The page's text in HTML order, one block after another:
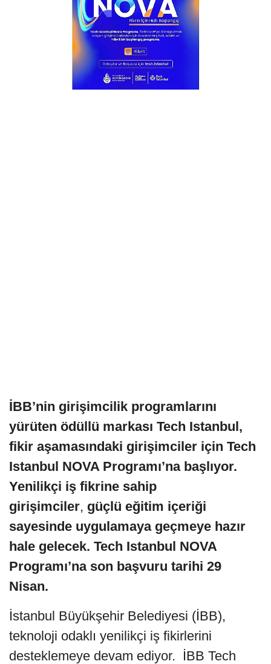
İBB’nin girişimcilik programlarını
yürüten ödüllü markası Tech Istanbul,
fikir aşamasındaki girişimciler için Tech
Istanbul NOVA Programı’na başlıyor.
Yenilikçi iş fikrine sahip
girişimciler, güçlü eğitim içeriği
sayesinde uygulamaya geçmeye hazır
hale gelecek. Tech Istanbul NOVA
Programı’na son başvuru tarihi 29
Nisan.
İstanbul Büyükşehir Belediyesi (İBB),
teknoloji odaklı yenilikçi iş fikirlerini
desteklemeye devam ediyor. İBB Tech